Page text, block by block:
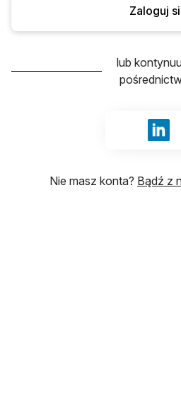
Zaloguj
lub
Nie masz konta? Bądź z